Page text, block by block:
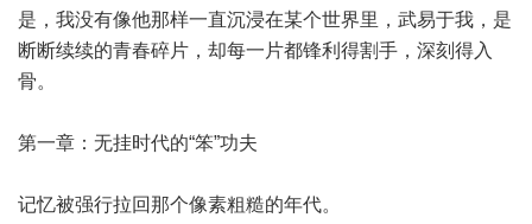
是，我没有像他那样一直沉浸在某个世界里，武易于我，是
断断续续的青春碎片，却每一片都锋利得割手，深刻得入
骨。
第一章：无挂时代的“笨”功夫
记忆被强行拉回那个像素粗糙的年代。